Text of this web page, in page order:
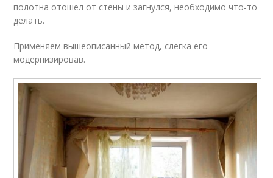
полотна отошел от стены и загнулся, необходимо что-то
делать.
Применяем вышеописанный метод, слегка его
модернизировав.